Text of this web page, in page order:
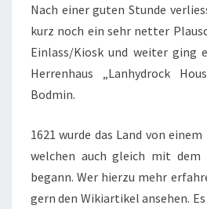
Nach einer guten Stunde
kurz noch ein sehr netter
Einlass/Kiosk und weiter ging
Herrenhaus „Lanhydrock
Bodmin.
1621 wurde das Land von
welchen auch gleich mit dem
begann. Wer hierzu mehr
gern den Wikiartikel ansehen.